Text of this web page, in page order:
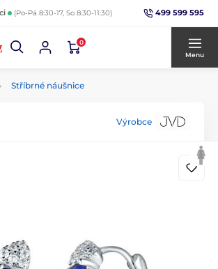
(Po-Pá 8:30-17, So 8:30-11:30) 499 599 595
0
Menu
Stříbrné náušnice
Výrobce